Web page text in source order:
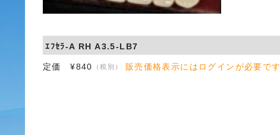
ｴﾌｾﾗ-A RH A3.5-LB7
定価 ¥840 （税別） 販売価格表示にはログインが必要です